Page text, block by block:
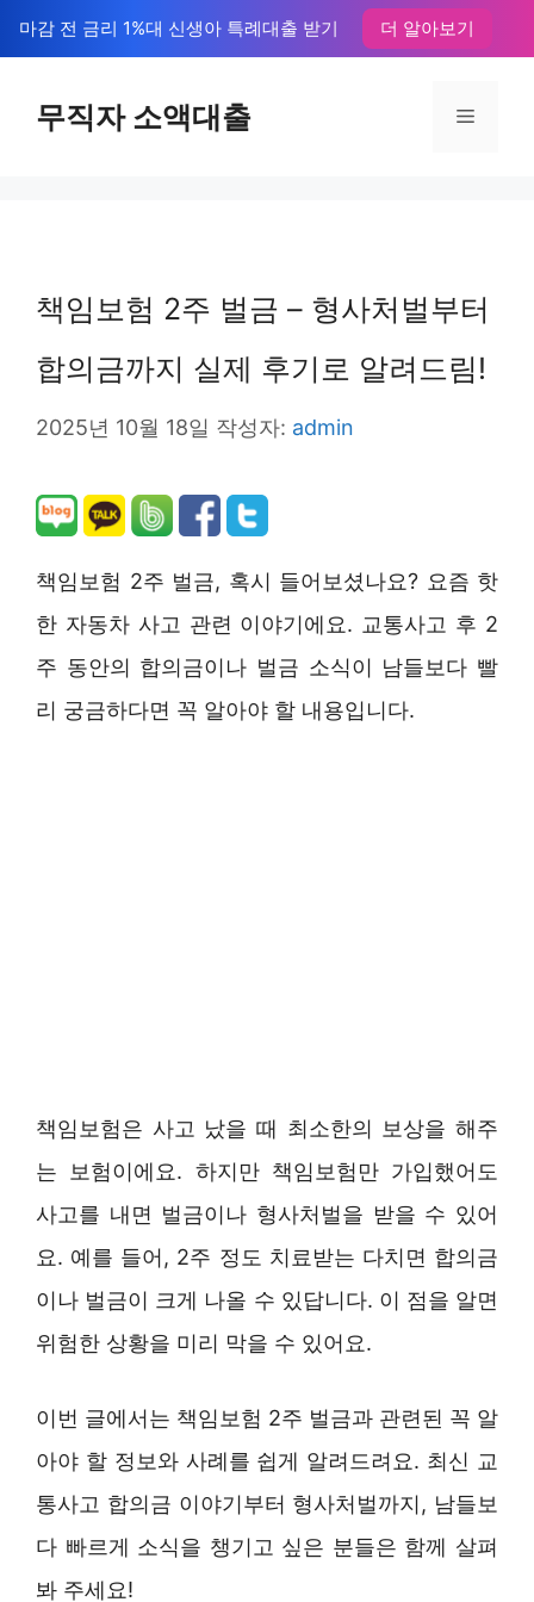
텐
마감 전 금리 1%대 신생아 특례대출 받기 더 알아보기
무직자 소액대출 메
책임보험 2주 벌금 – 형사처벌부터
합의금까지 실제 후기로 알려드림!
2025년 10월 18일 작성자: admin
책임보험 2주 벌금, 혹시 들어보셨나요? 요즘 핫
한 자동차 사고 관련 이야기에요. 교통사고 후 2
주 동안의 합의금이나 벌금 소식이 남들보다 빨
리 궁금하다면 꼭 알아야 할 내용입니다.
책임보험은 사고 났을 때 최소한의 보상을 해주
는 보험이에요. 하지만 책임보험만 가입했어도
사고를 내면 벌금이나 형사처벌을 받을 수 있어
요. 예를 들어, 2주 정도 치료받는 다치면 합의금
이나 벌금이 크게 나올 수 있답니다. 이 점을 알면
위험한 상황을 미리 막을 수 있어요.
이번 글에서는 책임보험 2주 벌금과 관련된 꼭 알
아야 할 정보와 사례를 쉽게 알려드려요. 최신 교
통사고 합의금 이야기부터 형사처벌까지, 남들보
다 빠르게 소식을 챙기고 싶은 분들은 함께 살펴
봐 주세요!